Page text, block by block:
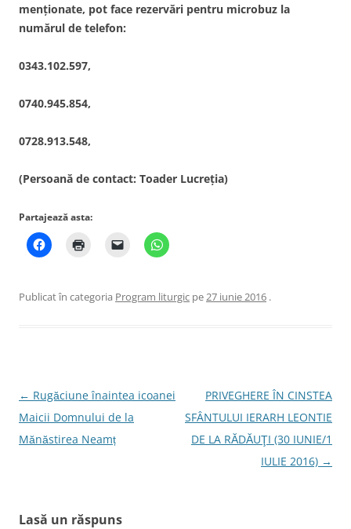
menţionate, pot face rezervări pentru microbuz la
numărul de telefon:
0343.102.597,
0740.945.854,
0728.913.548,
(Persoană de contact: Toader Lucreția)
Partajează asta:
Publicat în categoria Program liturgic pe27 iunie 2016 .
Navigare
în
articole
← Rugăciune înaintea icoanei
Maicii Domnului de la
Mănăstirea Neamț
PRIVEGHERE ÎN CINSTEA
SFÂNTULUI IERARH LEONTIE
DE LA RĂDĂUŢI (30 IUNIE/1
IULIE 2016) →
Lasă un răspuns